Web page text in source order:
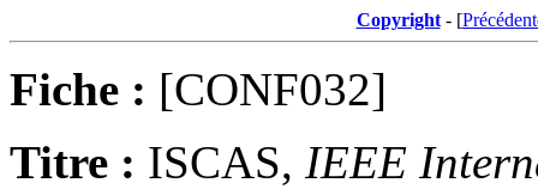
Copyright- [
Fiche : [CONF032]
Titre : ISCAS, IEEE